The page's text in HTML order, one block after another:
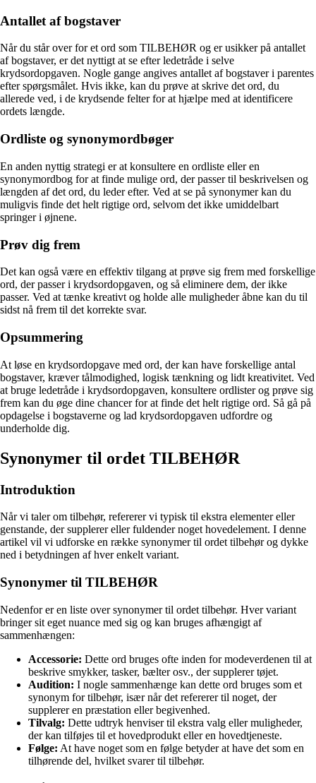
Antallet af bogstaver
Når du står over for et ord som TILBEHØR og er usikker på antallet
af bogstaver, er det nyttigt at se efter ledetråde i selve
krydsordopgaven. Nogle gange angives antallet af bogstaver i parentes
efter spørgsmålet. Hvis ikke, kan du prøve at skrive det ord, du
allerede ved, i de krydsende felter for at hjælpe med at identificere
ordets længde.
Ordliste og synonymordbøger
En anden nyttig strategi er at konsultere en ordliste eller en
synonymordbog for at finde mulige ord, der passer til beskrivelsen og
længden af det ord, du leder efter. Ved at se på synonymer kan du
muligvis finde det helt rigtige ord, selvom det ikke umiddelbart
springer i øjnene.
Prøv dig frem
Det kan også være en effektiv tilgang at prøve sig frem med forskellige
ord, der passer i krydsordopgaven, og så eliminere dem, der ikke
passer. Ved at tænke kreativt og holde alle muligheder åbne kan du til
sidst nå frem til det korrekte svar.
Opsummering
At løse en krydsordopgave med ord, der kan have forskellige antal
bogstaver, kræver tålmodighed, logisk tænkning og lidt kreativitet. Ved
at bruge ledetråde i krydsordopgaven, konsultere ordlister og prøve sig
frem kan du øge dine chancer for at finde det helt rigtige ord. Så gå på
opdagelse i bogstaverne og lad krydsordopgaven udfordre og
underholde dig.
Synonymer til ordet TILBEHØR
Introduktion
Når vi taler om tilbehør, refererer vi typisk til ekstra elementer eller
genstande, der supplerer eller fuldender noget hovedelement. I denne
artikel vil vi udforske en række synonymer til ordet tilbehør og dykke
ned i betydningen af hver enkelt variant.
Synonymer til TILBEHØR
Nedenfor er en liste over synonymer til ordet tilbehør. Hver variant
bringer sit eget nuance med sig og kan bruges afhængigt af
sammenhængen:
Accessorie: Dette ord bruges ofte inden for modeverdenen til at
beskrive smykker, tasker, bælter osv., der supplerer tøjet.
Audition: I nogle sammenhænge kan dette ord bruges som et
synonym for tilbehør, især når det refererer til noget, der
supplerer en præstation eller begivenhed.
Tilvalg: Dette udtryk henviser til ekstra valg eller muligheder,
der kan tilføjes til et hovedprodukt eller en hovedtjeneste.
Følge: At have noget som en følge betyder at have det som en
tilhørende del, hvilket svarer til tilbehør.